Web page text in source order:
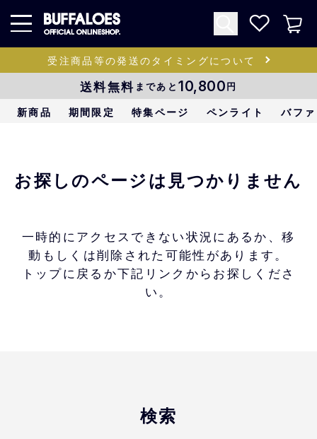
受注商品等の発送のタイミングについて
送料無料 まであと 10,800円
新商品 期間限定 特集ページ ペンライト バフ
お探しのページは見つかりません
一時的にアクセスできない状況にあるか、移
動もしくは削除された可能性があります。
トップに戻るか下記リンクからお探しくださ
い。
検索